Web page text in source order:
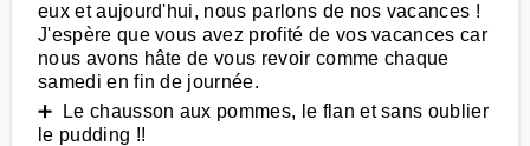
eux et aujourd'hui, nous parlons de nos vacances !
J'espère que vous avez profité de vos vacances car
nous avons hâte de vous revoir comme chaque
samedi en fin de journée.
➕ Le chausson aux pommes, le flan et sans oublier
le pudding !!